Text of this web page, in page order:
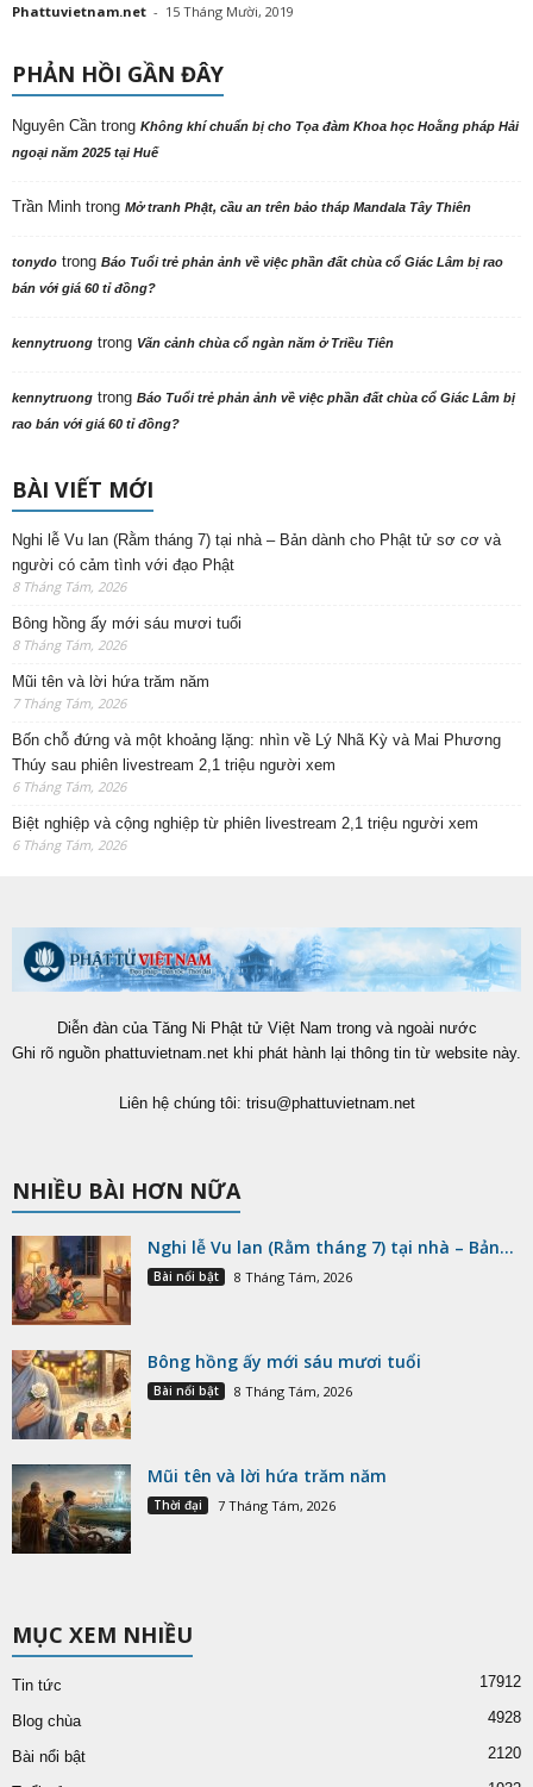
Phattuvietnam.net - 15 Tháng Mười, 2019
PHẢN HỒI GẦN ĐÂY
Nguyên Cần trong Không khí chuẩn bị cho Tọa đàm Khoa học Hoằng pháp Hải
ngoại năm 2025 tại Huế
Trần Minh trong Mở tranh Phật, cầu an trên bảo tháp Mandala Tây Thiên
tonydo trong Báo Tuổi trẻ phản ảnh về việc phần đất chùa cổ Giác Lâm bị rao
bán với giá 60 tỉ đồng?
kennytruong trong Vãn cảnh chùa cổ ngàn năm ở Triều Tiên
kennytruong trong Báo Tuổi trẻ phản ảnh về việc phần đất chùa cổ Giác Lâm bị
rao bán với giá 60 tỉ đồng?
BÀI VIẾT MỚI
Nghi lễ Vu lan (Rằm tháng 7) tại nhà – Bản dành cho Phật tử sơ cơ và
người có cảm tình với đạo Phật
8 Tháng Tám, 2026
Bông hồng ấy mới sáu mươi tuổi
8 Tháng Tám, 2026
Mũi tên và lời hứa trăm năm
7 Tháng Tám, 2026
Bốn chỗ đứng và một khoảng lặng: nhìn về Lý Nhã Kỳ và Mai Phương
Thúy sau phiên livestream 2,1 triệu người xem
6 Tháng Tám, 2026
Biệt nghiệp và cộng nghiệp từ phiên livestream 2,1 triệu người xem
6 Tháng Tám, 2026
Diễn đàn của Tăng Ni Phật tử Việt Nam trong và ngoài nước
Ghi rõ nguồn phattuvietnam.net khi phát hành lại thông tin từ website này.
Liên hệ chúng tôi: trisu@phattuvietnam.net
NHIỀU BÀI HƠN NỮA
Nghi lễ Vu lan (Rằm tháng 7) tại nhà – Bản...
Bài nổi bật 8 Tháng Tám, 2026
Bông hồng ấy mới sáu mươi tuổi
Bài nổi bật 8 Tháng Tám, 2026
Mũi tên và lời hứa trăm năm
Thời đại 7 Tháng Tám, 2026
MỤC XEM NHIỀU
Tin tức 17912
Blog chùa 4928
Bài nổi bật 2120